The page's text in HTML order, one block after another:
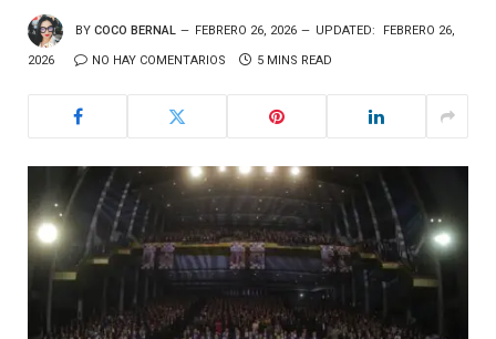
BY COCO BERNAL FEBRERO 26, 2026 UPDATED: FEBRERO 26,
2026 NO HAY COMENTARIOS 5 MINS READ